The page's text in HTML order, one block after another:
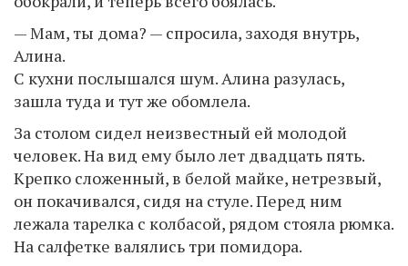
— Мам, ты дома? — спросила, заходя внутрь,
Алина.
С кухни послышался шум. Алина разулась,
зашла туда и тут же обомлела.
За столом сидел неизвестный ей молодой
человек. На вид ему было лет двадцать пять.
Крепко сложенный, в белой майке, нетрезвый,
он покачивался, сидя на стуле. Перед ним
лежала тарелка с колбасой, рядом стояла рюмка.
На салфетке валялись три помидора.